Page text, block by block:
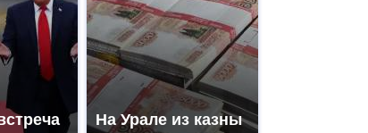
На Урале из казны